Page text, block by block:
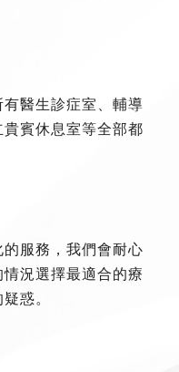
醫生診症室、輔導
賓休息室等全部都
服務，我們會耐心
況選擇最適合的療
惑。